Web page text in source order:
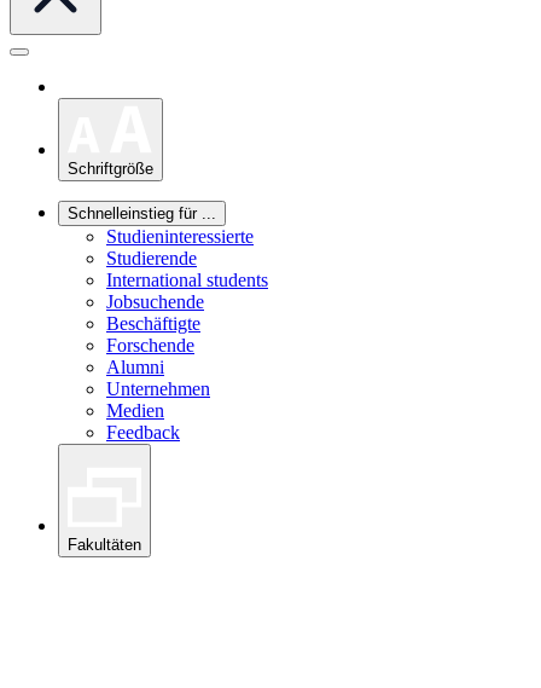
Schriftgröße
Schnelleinstieg für ...
Studieninteressierte
Studierende
International students
Jobsuchende
Beschäftigte
Forschende
Alumni
Unternehmen
Medien
Feedback
Fakultäten